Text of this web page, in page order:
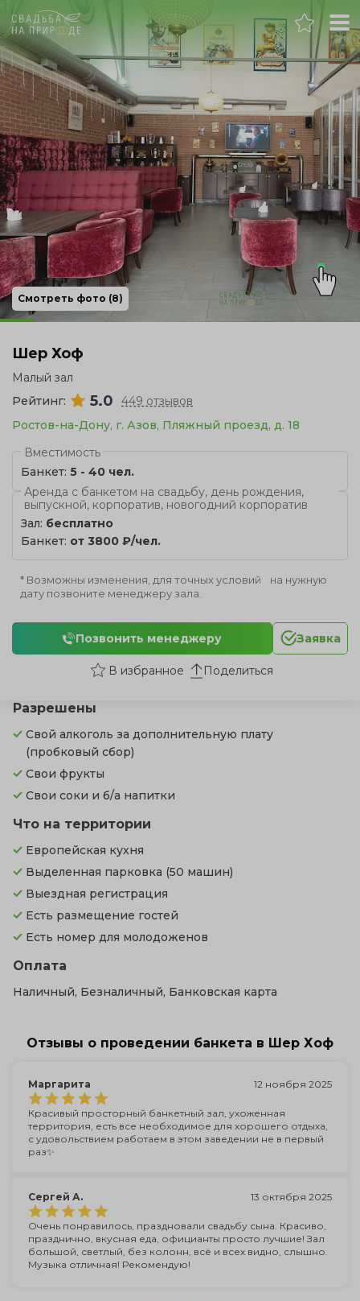
Ростов-на-Дону
Банкет
Свадьба
День рождения
Выпускной
Корпоратив
Смотреть фото (8)
Разрешены
Свой алкоголь за дополнительную плату
(пробковый сбор)
Свои фрукты
Свои соки и б/а напитки
Что на территории
Европейская кухня
Выделенная парковка (50 машин)
Выездная регистрация
Есть размещение гостей
Есть номер для молодоженов
Оплата
Наличный, Безналичный, Банковская карта
Отзывы о проведении банкета в Шер Хоф
Маргарита 12 ноября 2025
Красивый просторный банкетный зал, ухоженная
территория, есть все необходимое для хорошего отдыха,
с удовольствием работаем в этом заведении не в первый
раз✨
Сергей А. 13 октября 2025
Очень понравилось, праздновали свадьбу сына. Красиво,
празднично, вкусная еда, официанты просто лучшие! Зал
большой, светлый, без колонн, всё и всех видно, слышно.
Музыка отличная! Рекомендую!
Шер Хоф
Малый зал
Рейтинг:
5.0
449 отзывов
Ростов-на-Дону, г. Азов, Пляжный проезд, д. 18
Вместимость
Банкет: 5 - 40 чел.
Аренда с банкетом на свадьбу, день рождения,
выпускной, корпоратив, новогодний корпоратив
Зал: бесплатно
Банкет: от 3800 ₽/чел.
* Возможны изменения, для точных условий на нужную
дату позвоните менеджеру зала.
Позвонить менеджеру Заявка
Поделиться